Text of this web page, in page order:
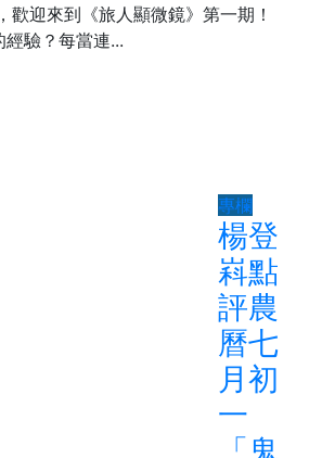
迎來到《旅人顯微鏡》第一期！
驗？每當連...
專欄
楊登
嵙點
評農
曆七
月初
一
「鬼